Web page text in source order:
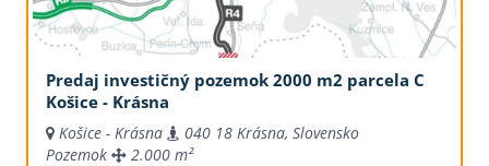
Predaj investičný pozemok 2000 m2 parcela C
Košice - Krásna
Košice - Krásna
040 18 Krásna, Slovensko
Pozemok
2.000 m²